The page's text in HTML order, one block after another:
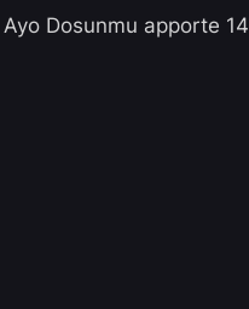
Dosunmu apporte 14